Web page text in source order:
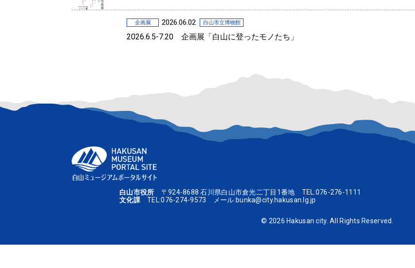
企画展 2026.06.02 白山市立博物館
2026.6.5-7.20 企画展「白山に登ったモノたち」
企画展「ポスターで知る呉竹文庫」のお知らせ
利用制限について
展覧会
2026.3.5-8.23 2026前期テーマ展「中川一政の薔薇 描く悦び－晩年作を中心に－」
白山市役所 〒924-8688 石川県白山市倉光二丁目1番地 TEL:076-276-1111
文化課TEL:076-274-9573 メール:bunka@city.hakusan.lg.jp
© 2026 Hakusan city. All Rights Reserved.